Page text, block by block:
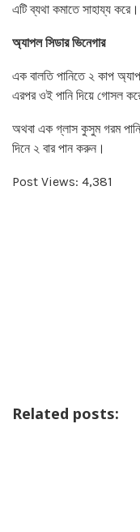
এটি ব্যথা কমাতে সাহায্য করে।
অ্যাপল সিডার ভিনেগার
এক বালতি পানিতে ২ কাপ
এরপর ওই পানি দিয়ে গোসল
অথবা এক গ্লাস কুসুম গরম
দিনে ২ বার পান করুন।
Post Views: 4,381
Related posts: